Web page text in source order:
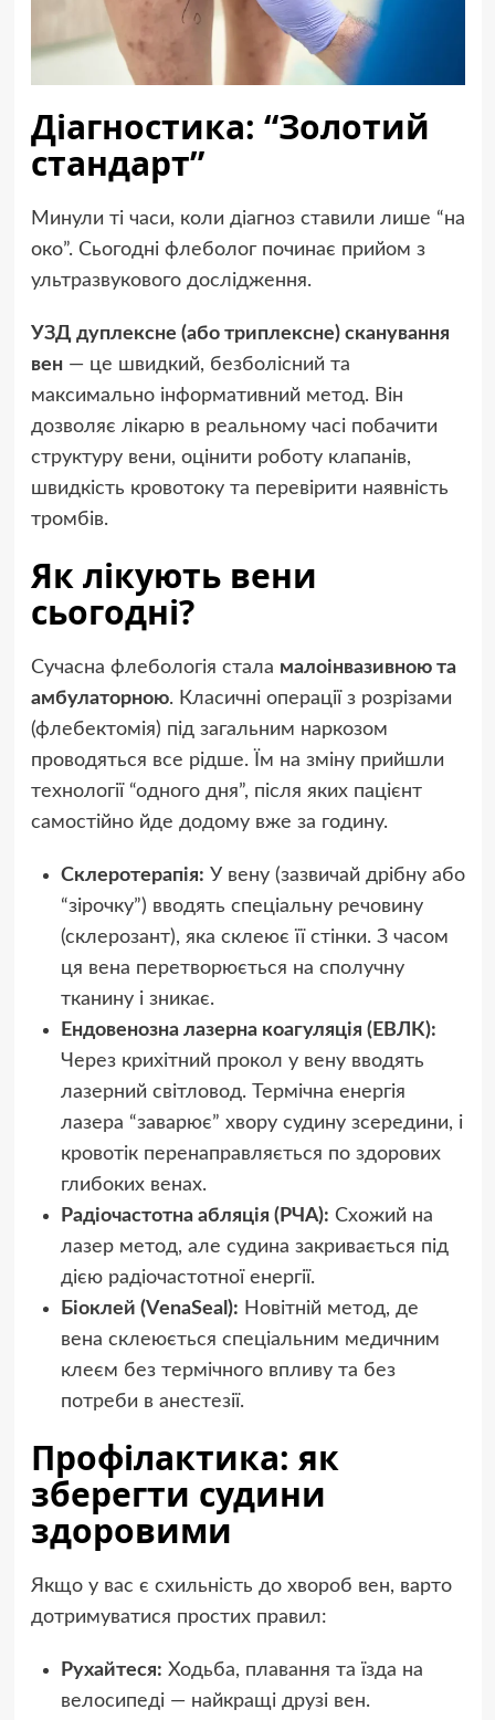
Діагностика: “Золотий
стандарт”
Минули ті часи, коли діагноз ставили лише “на
око”. Сьогодні флеболог починає прийом з
ультразвукового дослідження.
УЗД дуплексне (або триплексне) сканування
вен— це швидкий, безболісний та
максимально інформативний метод. Він
дозволяє лікарю в реальному часі побачити
структуру вени, оцінити роботу клапанів,
швидкість кровотоку та перевірити наявність
тромбів.
Як лікують вени
сьогодні?
Сучасна флебологія стала малоінвазивною та
амбулаторною. Класичні операції з розрізами
(флебектомія) під загальним наркозом
проводяться все рідше. Їм на зміну прийшли
технології “одного дня”, після яких пацієнт
самостійно йде додому вже за годину.
Склеротерапія: У вену (зазвичай дрібну або
“зірочку”) вводять спеціальну речовину
(склерозант), яка склеює її стінки. З часом
ця вена перетворюється на сполучну
тканину і зникає.
Ендовенозна лазерна коагуляція (ЕВЛК):
Через крихітний прокол у вену вводять
лазерний світловод. Термічна енергія
лазера “заварює” хвору судину зсередини, і
кровотік перенаправляється по здорових
глибоких венах.
Радіочастотна абляція (РЧА): Схожий на
лазер метод, але судина закривається під
дією радіочастотної енергії.
Біоклей (VenaSeal): Новітній метод, де
вена склеюється спеціальним медичним
клеєм без термічного впливу та без
потреби в анестезії.
Профілактика: як
зберегти судини
здоровими
Якщо у вас є схильність до хвороб вен, варто
дотримуватися простих правил:
Рухайтеся: Ходьба, плавання та їзда на
велосипеді — найкращі друзі вен.